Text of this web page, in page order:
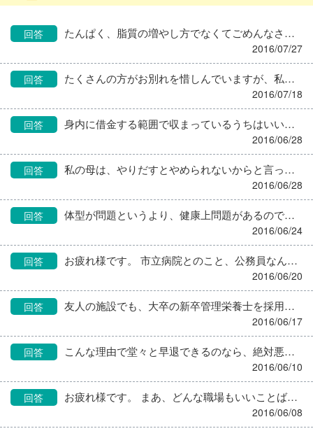
回答 たんぱく、脂質の増やし方でなくてごめんなさい。 あの、ごはん８０ｇって、そのエネルギーにしては少なくないですか？ 糖尿病の交換表でも、1,600kcalで１日９単位、ごはん１食１５０ｇになっています。 ごはん８０ｇは、米８０ｇのことでしょうか。
2016/07/27
回答 たくさんの方がお別れを惜しんでいますが、私もその一人です… でもみなさん、ご安心ください！！ 何十年か前、daimokunさんと同じように 「普通の女の子に戻ります！！」 と宣言して解散、引退した３人組のグループがありましたが そのうち二人はすぐに芸能界復帰しましたよ！ だからdaimokunさんも、すぐに戻ってこられますよ！ ね、daimokunさん！
2016/07/18
回答 身内に借金する範囲で収まっているうちはいいですが、他人やサラ金に手を出すようになったら考え物です。 一種の依存症かもしれませんね。 専門家に相談した方がいいように思います。
2016/06/28
回答 私の母は、やりだすとやめられないからと言って、一度も白髪染めをしたことはありません。 私もそのつもりでいましたが、社会に出て働いているのだから、白髪ぐらい染めたらどうだと夫に言われ、化粧や服装など私の身なりに一切口出ししない人がそんなこと言うなんてすごく意外で、そういうならと５０歳ぐらいから染めています。 と言うわけで、もともと不器用、しかも夫公認なので、多少高くても美容院で染めています。メッシュとか、部分染めもしてますよ。頻度は２ヶ月に１度かな。 ただこの時期、汗をかくこともあり、染めた直後はどうしても帽子に色移りしてしまうのが悩み。古い帽子をカラー用にして対処しています。 働き始めた頃、中年の調理員さんの帽子のふちがまっ茶っ茶になっているのを見て、うわっ、汚な～とか思っていましたが、順番は回ってくるものだなあとしみじみ思うのでした。
2016/06/28
回答 体型が問題というより、健康上問題があるので医師の立場から進言したのではないでしょうか。 肥満の方にやせるよう栄養指導したらセクハラなんですか？ 自分に厳しいことを課すのがいやで、問題をすりかえているのでしょう。
2016/06/24
回答 お疲れ様です。 市立病院とのこと、公務員なんですかね。 今頃出るのは、来年度の新規採用？それとも産休代替とかの非常勤？ 私も特養に長く勤めつついろんな病院の栄養士を見てきましたが、いつも思うのは、栄養士の世界ではピラミッドの頂点に立っているかのような花形勤務先としてあがめられている病院栄養士ですが、「病院」という「組織」の中では他職種に比べ軽んじられてるな～、無視されてること多いなあ～、いてもいなくてもいい存在と思われてるな～、まだ特養の私の方が施設内で意見が通ってるなあ、存在感あるなあ、ということです。 もちろん、病院栄養士が全部そうではありません。医師を相手に堂々と持論を述べてそれが通る方もいらっしゃいます。 でも、私の周りの病院栄養士は、だいたいそんな感じです。そして、入れ替わりも激しいです。 大きな病院の玄関には、患者さん向けに「組織図」のようなものが掲げられているのはご承知と思います。私はいつも、その中で「栄養科・栄養管理室」がどのあたりに書かれているか見ていますが、どこの病院でも、だいたい一番下の方に申し訳程度に書かれています。 そんな組織の中に新入りで入る、今までのプライドを全部捨てて、とにかく下積みに徹することができれば、転職のし甲斐もあるでしょう。 先輩に気を使いつつ、黙々と単純作業をこなすことから始まると思います。友人もそうでしたから。 休みも希望通りとれるとも限りません。プライベートで大きなイベントをかかえておられる今であれば、安定している方が融通かつくかもしれません。 でも、人生の時はあっという間に過ぎていっちゃいますから、これもご縁と思って、思い立った今がチャンスかも。よ～くお考えになって決めてくださいね(^_^)
2016/06/20
回答 友人の施設でも、大卒の新卒管理栄養士を採用して、ちょっとミスを注意すれば親が怒りまくって電話してきたって言ってました。 その高卒さんは、すんなり退職できるのでしょうか。 これがうちの施設だったら、まず私と調理室長が施設長や事務長に呼ばれ、これまでの経緯の説明を求められます。採用してからどのように指導してきたのか、今まで特に問題はなかったのか、職員全員、その人にどういう態度を示してきたのか、等々…。口頭での説明と文書にして提出です(-_-) 親がここまで文句を言ってくるからにはよほどのことがあったに違いない、ましてや相手は未成年、いったいどんな教え方をしていたんだ！！と、私達に疑いの矛先が向くのです。 施設経営者は、とにかくもめ事を嫌います。親がパワハラで訴えるとでも言おうものなら事は最悪です。自分たちに落ち度はなかったといくら訴えても、それでは済みません。今はそういう時代です。強く出た者が勝ちなのだとつくづく思い知らされます。 この事例を次にいかすためにはどうしたらいいでしょうか。 「入居者が大根が固いと言っている。声を聞いてきて」ではなく、「あなたも反省しているし、入居者さんには私が謝りにいくから、一緒についてきて」ぐらいの対応にしとけばよかったのかもしれませんね。 今回のことが重大事にならず、どちらも納得できる方向に進むことを祈っています。
2016/06/17
回答 こんな理由で堂々と早退できるのなら、絶対悪用する人が出てきますよね～。
2016/06/10
回答 お疲れ様です。 まあ、どんな職場もいいことばかりではありませんもんね… １５０名定員の大きな施設なので職員も多く、報連相もいい加減になるのかな。人が多いから、ごまかしもきくと思っているのかもしれませんね。 自分にとっての今の施設に勤めるメリットだけ考えて、あとは知りません聞いてませんで通すしかないのかも。 あと、今退職して家に引っ込むのはやめたほうがいいですよ。 パートでもなんでもいいから働いてないと、いるかとライオンさんのように有能な人は「待ってました！！！」とばかりにPTAと子供会と自治会の役員を押し付けられますよ～(^_^)
2016/06/08